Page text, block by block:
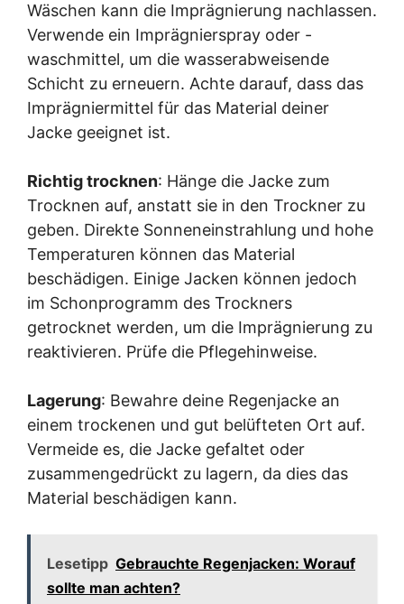
Wäschen kann die Imprägnierung nachlassen.
Verwende ein Imprägnierspray oder -
waschmittel, um die wasserabweisende
Schicht zu erneuern. Achte darauf, dass das
Imprägniermittel für das Material deiner
Jacke geeignet ist.
Richtig trocknen: Hänge die Jacke zum
Trocknen auf, anstatt sie in den Trockner zu
geben. Direkte Sonneneinstrahlung und hohe
Temperaturen können das Material
beschädigen. Einige Jacken können jedoch
im Schonprogramm des Trockners
getrocknet werden, um die Imprägnierung zu
reaktivieren. Prüfe die Pflegehinweise.
Lagerung: Bewahre deine Regenjacke an
einem trockenen und gut belüfteten Ort auf.
Vermeide es, die Jacke gefaltet oder
zusammengedrückt zu lagern, da dies das
Material beschädigen kann.
Lesetipp Gebrauchte Regenjacken: Worauf
sollte man achten?